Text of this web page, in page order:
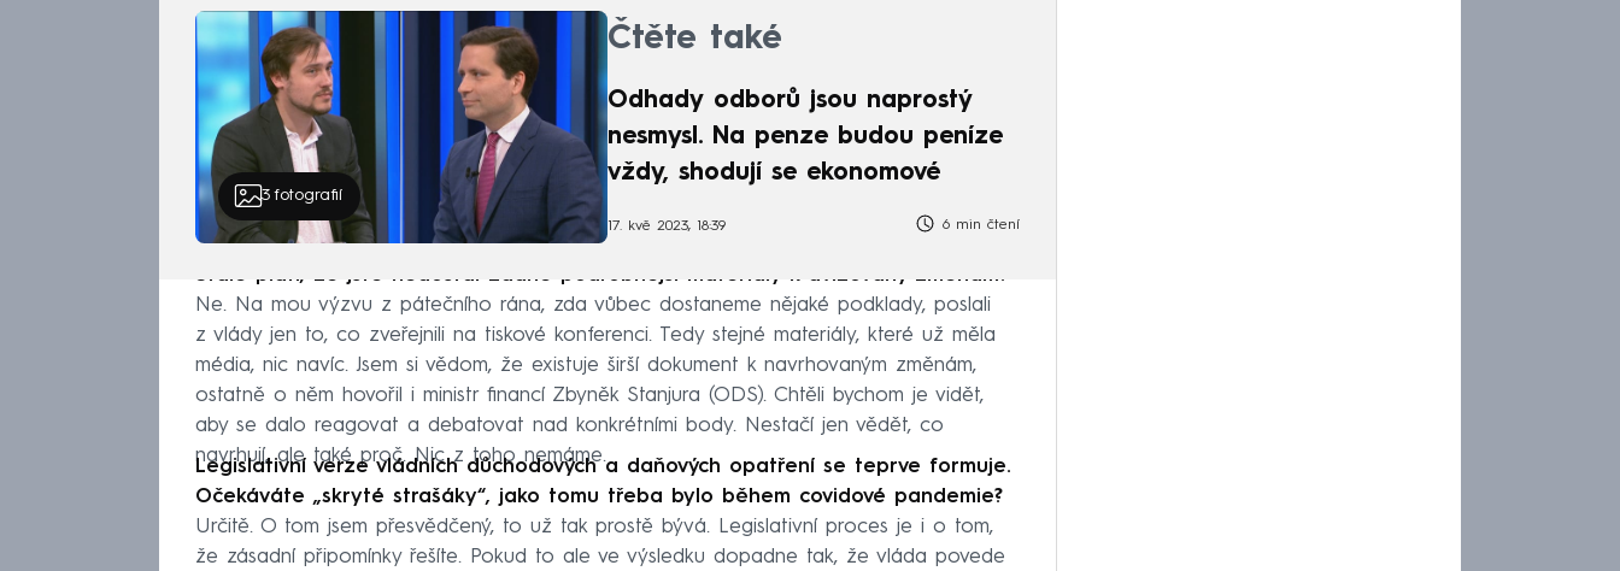
3 fotografií
Čtěte také
Odhady odborů jsou naprostý
nesmysl. Na penze budou peníze
vždy, shodují se ekonomové
17. kvě 2023, 18:39 6 min čtení
Stále platí, že jste nedostal žádné podrobnější materiály k avizovaný změnám?
Ne. Na mou výzvu z pátečního rána, zda vůbec dostaneme nějaké podklady, poslali
z vlády jen to, co zveřejnili na tiskové konferenci. Tedy stejné materiály, které už měla
média, nic navíc. Jsem si vědom, že existuje širší dokument k navrhovaným změnám,
ostatně o něm hovořil i ministr financí Zbyněk Stanjura (ODS). Chtěli bychom je vidět,
aby se dalo reagovat a debatovat nad konkrétními body. Nestačí jen vědět, co
navrhují, ale také proč. Nic z toho nemáme.
Legislativní verze vládních důchodových a daňových opatření se teprve formuje.
Očekáváte „skryté strašáky“, jako tomu třeba bylo během covidové pandemie?
Určitě. O tom jsem přesvědčený, to už tak prostě bývá. Legislativní proces je i o tom,
že zásadní připomínky řešíte. Pokud to ale ve výsledku dopadne tak, že vláda povede